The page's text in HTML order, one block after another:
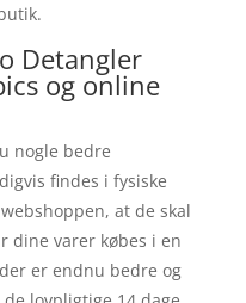
Detangler
og online
nogle bedre
findes i fysiske
at de skal
dine varer købes i en
er endnu bedre og